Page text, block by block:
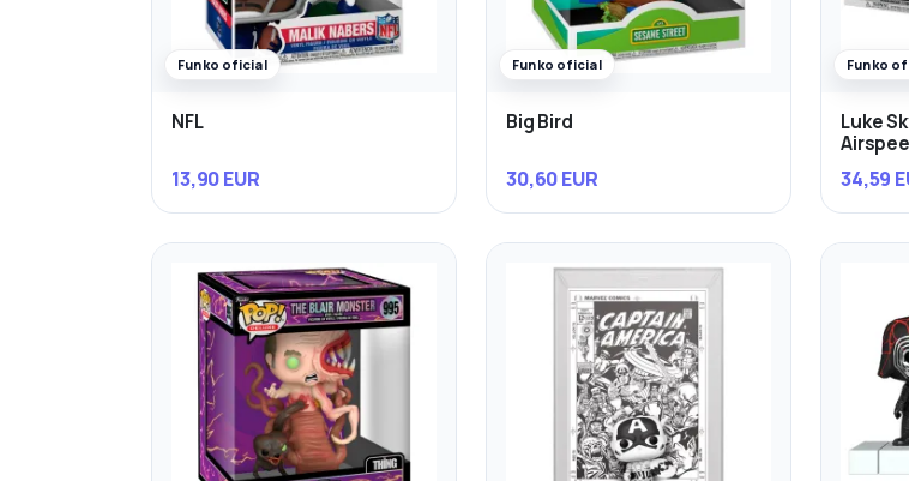
Funko oficial
NFL
13,90 EUR
Funko oficial
Big Bird
30,60 EUR
Funko
Luke
34,59